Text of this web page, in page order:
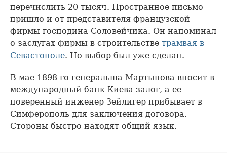
перечислить 20 тысяч. Пространное письмо
пришло и от представителя французской
фирмы господина Соловейчика. Он напоминал
о заслугах фирмы в строительстве трамвая в
Севастополе. Но выбор был уже сделан.
В мае 1898-го генеральша Мартынова вносит в
международный банк Киева залог, а ее
поверенный инженер Зейлигер прибывает в
Симферополь для заключения договора.
Стороны быстро находят общий язык.